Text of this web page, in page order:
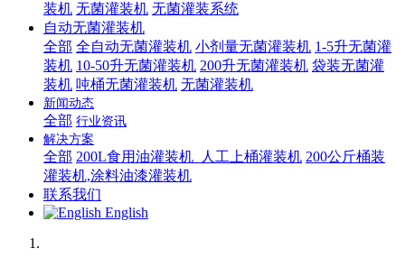
装机 无菌灌装机 无菌灌装系统
自动无菌灌装机
全部 全自动无菌灌装机 小剂量无菌灌装机 1-5升无菌灌
装机 10-50升无菌灌装机 200升无菌灌装机 袋装无菌灌
装机 吨桶无菌灌装机 无菌灌装机
新闻动态
全部 行业资讯
解决方案
全部 200L食用油灌装机_人工上桶灌装机 200公斤桶装
灌装机,涂料油漆灌装机
联系我们
English